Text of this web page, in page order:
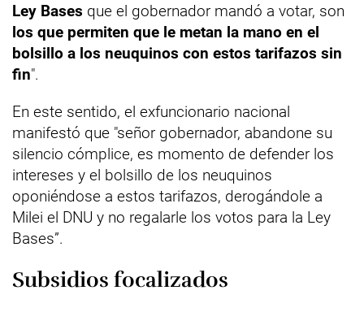
Ley Bases que el gobernador mandó a votar, son
los que permiten que le metan la mano en el
bolsillo a los neuquinos con estos tarifazos sin
fin".
En este sentido, el exfuncionario nacional
manifestó que "señor gobernador, abandone su
silencio cómplice, es momento de defender los
intereses y el bolsillo de los neuquinos
oponiéndose a estos tarifazos, derogándole a
Milei el DNU y no regalarle los votos para la Ley
Bases”.
Subsidios focalizados